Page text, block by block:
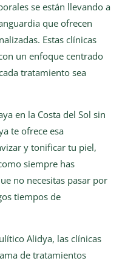
se están llevando a
que ofrecen
Estas clínicas
un enfoque centrado
tratamiento sea
en la Costa del Sol sin
te ofrece esa
y tonificar tu piel,
siempre has
no necesitas pasar por
tiempos de
Alidya, las clínicas
de tratamientos